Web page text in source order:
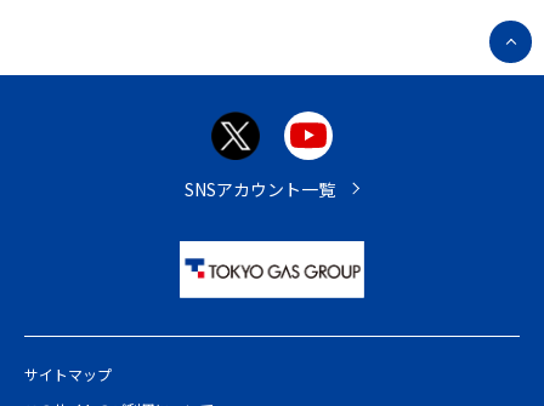
ペ
ー
サイトマップ
SNSアカウント一覧